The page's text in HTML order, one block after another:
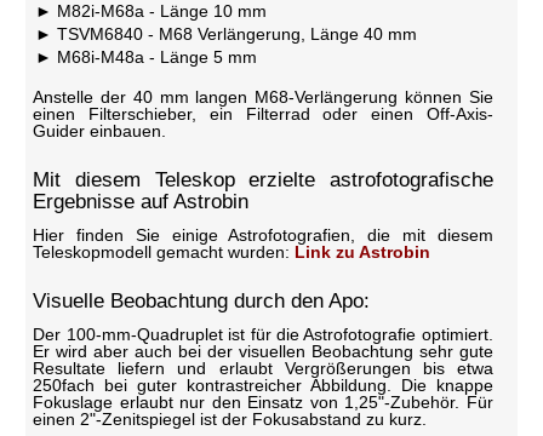
M82i-M68a - Länge 10 mm
TSVM6840 - M68 Verlängerung, Länge 40 mm
M68i-M48a - Länge 5 mm
Anstelle der 40 mm langen M68-Verlängerung können Sie
einen Filterschieber, ein Filterrad oder einen Off-Axis-
Guider einbauen.
Mit diesem Teleskop erzielte astrofotografische
Ergebnisse auf Astrobin
Hier finden Sie einige Astrofotografien, die mit diesem
Teleskopmodell gemacht wurden: Link zu Astrobin
Visuelle Beobachtung durch den Apo:
Der 100-mm-Quadruplet ist für die Astrofotografie optimiert.
Er wird aber auch bei der visuellen Beobachtung sehr gute
Resultate liefern und erlaubt Vergrößerungen bis etwa
250fach bei guter kontrastreicher Abbildung. Die knappe
Fokuslage erlaubt nur den Einsatz von 1,25"-Zubehör. Für
einen 2"-Zenitspiegel ist der Fokusabstand zu kurz.